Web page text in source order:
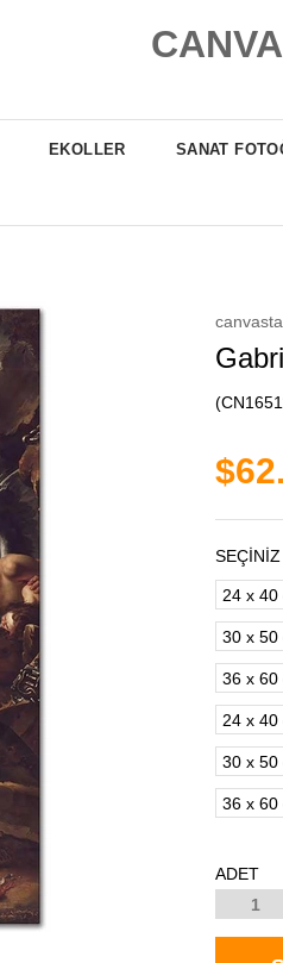
EKOLLER SANAT
SEÇİNİZ
24 x 40
30 x 50
36 x 60
24 x 40
30 x 50
36 x 60
ADET